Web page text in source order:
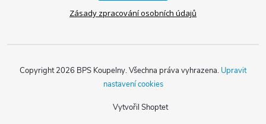
Zásady zpracování osobních údajů
Vytvořil Shoptet
Copyright 2026 BPS Koupelny. Všechna práva vyhrazena. Upravit
nastavení cookies